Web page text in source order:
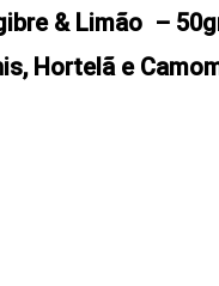
& Limão –
Hortelã e